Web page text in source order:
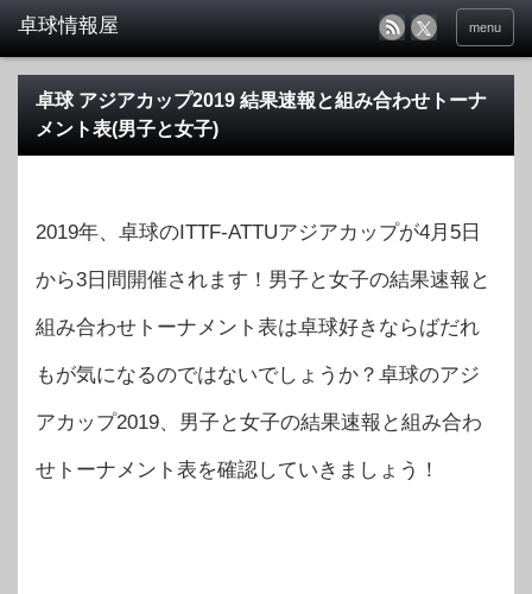
menu
卓球 アジアカップ2019 結果速報と組み合わせトーナ
メント表(男子と女子)
2019年、卓球のITTF-ATTUアジアカップが4月5日
から3日間開催されます！男子と女子の結果速報と
組み合わせトーナメント表は卓球好きならばだれ
もが気になるのではないでしょうか？卓球のアジ
アカップ2019、男子と女子の結果速報と組み合わ
せトーナメント表を確認していきましょう！